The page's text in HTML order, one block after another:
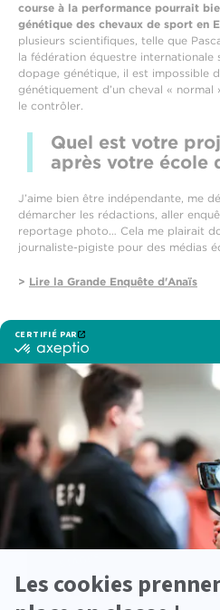
course à la performance pourrait
génétique des chevaux de sport en
plusieurs scientifiques, telle que
la fédération équestre
dopage génétique, il est impossible
génétiquement d’un cheval «
le contrôler.
Quel est votre
après votre école
J’aime bien être indépendante, me
démarcher les rédactions, aller
reportage photo… Cela me plairait
journaliste-pigiste pour des médias
> Lire la Grande Enquête d'Anaïs
‹ Actualité précedente
Voir